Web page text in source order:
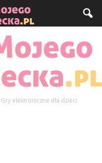
Gry elektroniczne dla dzieci